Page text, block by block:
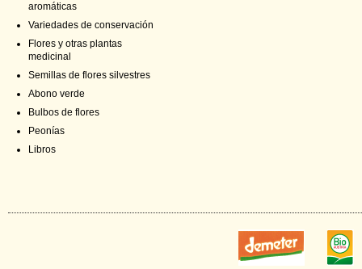
aromáticas
Variedades de conservación
Flores y otras plantas
medicinal
Semillas de flores silvestres
Abono verde
Bulbos de flores
Peonías
Libros